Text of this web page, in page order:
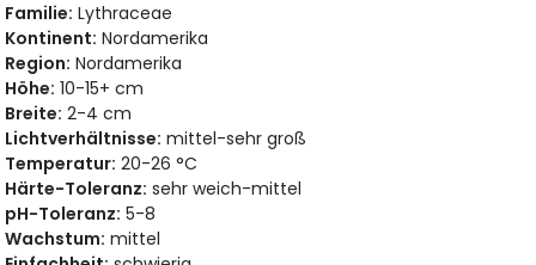
Familie: Lythraceae
Kontinent: Nordamerika
Region: Nordamerika
Höhe: 10-15+ cm
Breite: 2-4 cm
Lichtverhältnisse: mittel-sehr groß
Temperatur: 20-26 °C
Härte-Toleranz: sehr weich-mittel
pH-Toleranz: 5-8
Wachstum: mittel